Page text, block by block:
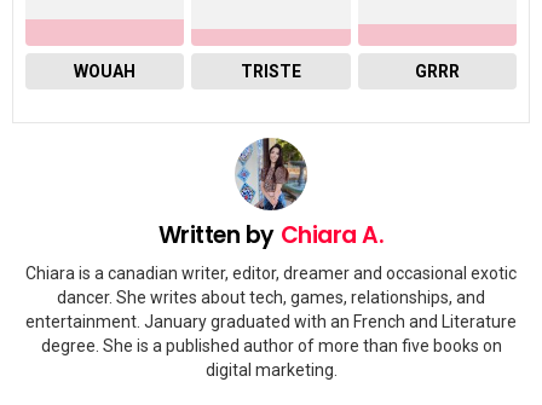
WOUAH TRISTE GRRR
Written by Chiara A.
Chiara is a canadian writer, editor, dreamer and occasional exotic
dancer. She writes about tech, games, relationships, and
entertainment. January graduated with an French and Literature
degree. She is a published author of more than five books on
digital marketing.